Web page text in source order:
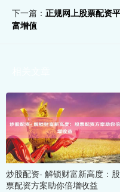
下一篇： 正规网上股票配资
富增值
炒股配资- 解锁财富新高度：股
票配资方案助你倍增收益